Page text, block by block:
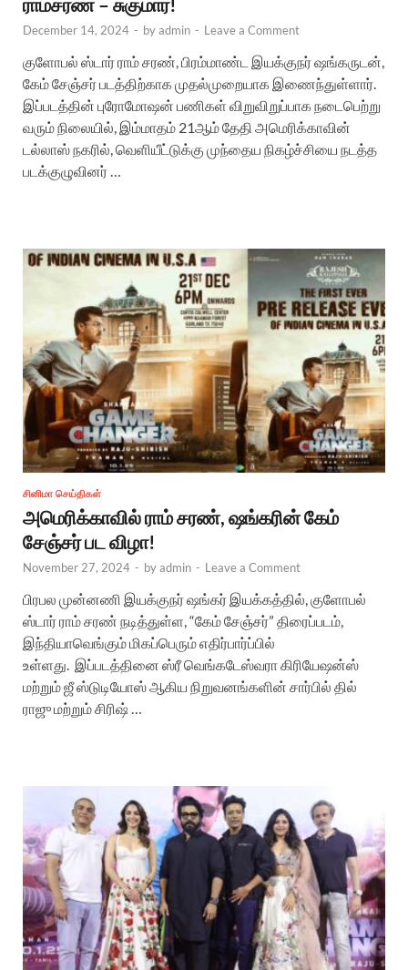
December 14, 2024 - byadmin - Leave a Comment
குளோபல் ஸ்டார் ராம் சரண், பிரம்மாண்ட இயக்குநர் ஷங்கருடன்,
கேம் சேஞ்சர் படத்திற்காக முதல்முறையாக இணைந்துள்ளார்.
இப்படத்தின் புரோமோஷன் பணிகள் விறுவிறுப்பாக நடைபெற்று
வரும் நிலையில், இம்மாதம் 21ஆம் தேதி அமெரிக்காவின்
டல்லாஸ் நகரில், வெளியீட்டுக்கு முந்தைய நிகழ்ச்சியை நடத்த
படக்குழுவினர் …
சினிமா செய்திகள்
அமெரிக்காவில் ராம் சரண், ஷங்கரின் கேம்
சேஞ்சர் பட விழா!
November 27, 2024 - byadmin - Leave a Comment
பிரபல முன்னணி இயக்குநர் ஷங்கர் இயக்கத்தில், குளோபல்
ஸ்டார் ராம் சரண் நடித்துள்ள, “கேம் சேஞ்சர்” திரைப்படம்,
இந்தியாவெங்கும் மிகப்பெரும் எதிர்பார்ப்பில்
உள்ளது. இப்படத்தினை ஸ்ரீ வெங்கடேஸ்வரா கிரியேஷன்ஸ்
மற்றும் ஜீ ஸ்டுடியோஸ் ஆகிய நிறுவனங்களின் சார்பில் தில்
ராஜு மற்றும் சிரிஷ் …